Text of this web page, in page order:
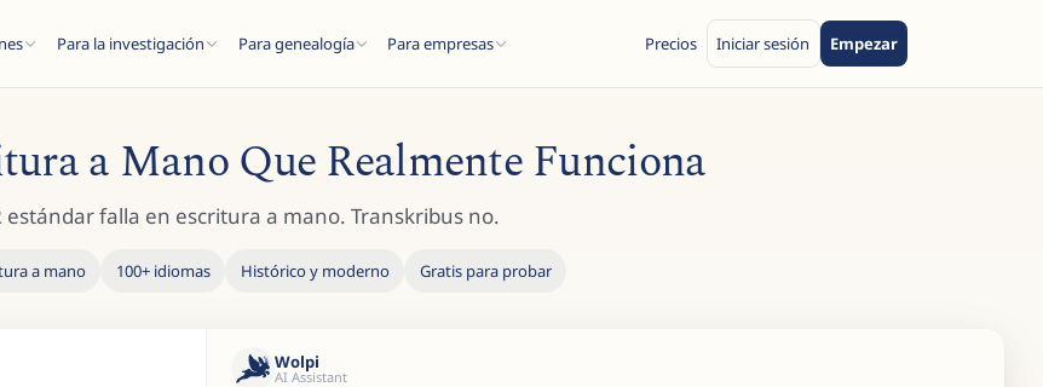
Para la investigación Para genealogía Para empresas Precios Iniciar sesión Empezar
ESC
a Mano Que Realmente Funciona
estándar falla en escritura a mano. Transkribus no.
a mano 100+ idiomas Histórico y moderno Gratis para probar
Wolpi
AI Assistant